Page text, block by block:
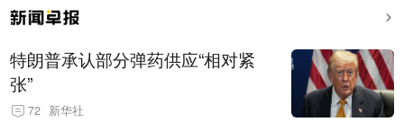
特朗普承认部分弹药供应“相对紧
张”
72 新华社